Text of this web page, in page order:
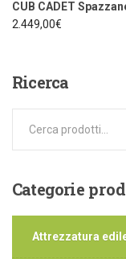
CUB CADET
2.449,00€
Ricerca
Categorie
Attrezzatura